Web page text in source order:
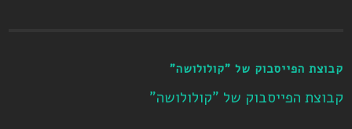
קבוצת הפייסבוק של "קולולושה"
קבוצת הפייסבוק של "קולולושה"